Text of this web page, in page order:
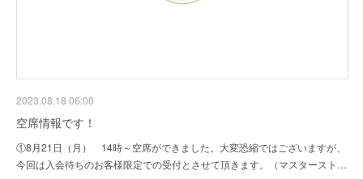
2023.08.18 06:00
空席情報です！
①8月21日（月） 14時～空席ができました。大変恐縮ではございますが、
今回は入会待ちのお客様限定での受付とさせて頂きます。（マスタースト…